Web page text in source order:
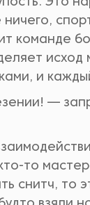
Это
команде
исход
и
—
то
снитч, то